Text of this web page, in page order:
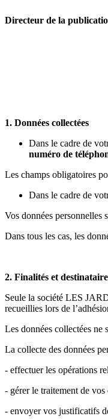
Directeur de la
1. Données collectées
Dans le cadre de
numéro de
Les champs obligatoires
Dans le cadre de
Vos données personnelles
Dans tous les cas, les
2. Finalités et
Seule la société LES
recueillies lors de
Les données collectées ne
La collecte des données
- effectuer les opérations
- gérer le traitement de vos
- envoyer vos justificatifs